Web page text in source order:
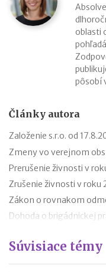
oblasti
pôsobí
Články autora
Založenie s.r.o. od
Zmeny vo verejnom
Prerušenie živnosti v
Zrušenie živnosti v roku
Zákon o rovnakom
Dohoda o brigádnickej
2026
Založenie a vznik s.r.o. v
Súvisiace témy